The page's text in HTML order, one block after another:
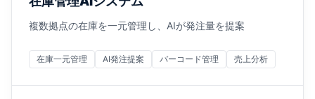
複数拠点の在庫を一元管理し、AIが発注量を提案
在庫一元管理 AI発注提案 バーコード管理 売上分析